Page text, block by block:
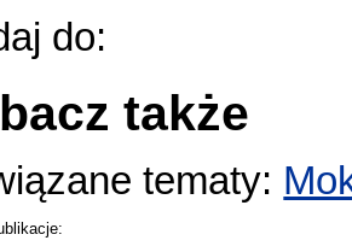
do:
także
tematy: